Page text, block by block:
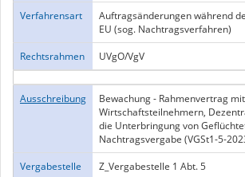
Verfahrensart
Auftragsänderungen während
EU (sog. Nachtragsverfahren)
Rechtsrahmen
UVgO/VgV
Ausschreibung
Bewachung - Rahmenvertrag
Wirtschaftsteilnehmern,
die Unterbringung von
Nachtragsvergabe (VGSt1-5-
Vergabestelle
Z_Vergabestelle 1 Abt. 5